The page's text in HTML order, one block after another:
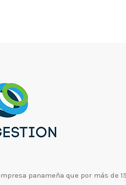
panameña que por más de 15